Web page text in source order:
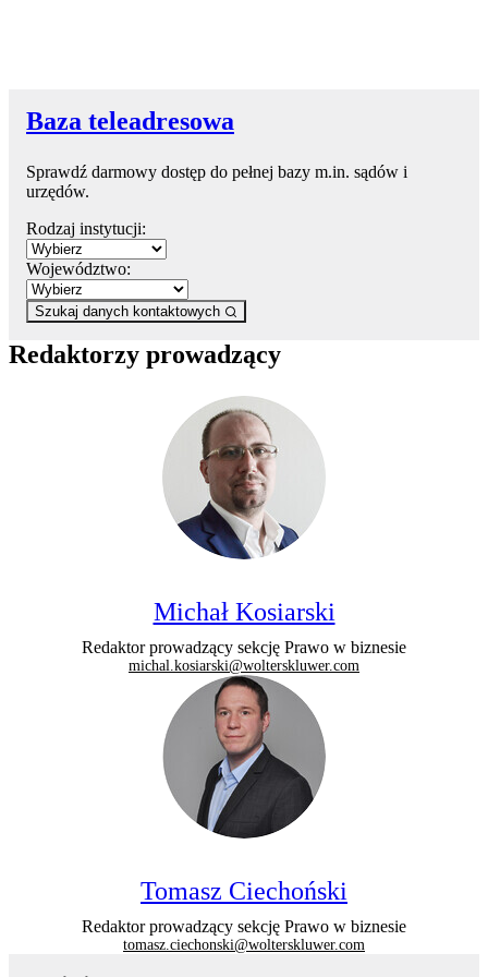
Baza teleadresowa
Sprawdź darmowy dostęp do pełnej bazy m.in. sądów i
urzędów.
Rodzaj instytucji:
Województwo:
Szukaj danych kontaktowych
Redaktorzy prowadzący
Michał Kosiarski
Redaktor prowadzący sekcję Prawo w biznesie
michal.kosiarski@wolterskluwer.com
Tomasz Ciechoński
Redaktor prowadzący sekcję Prawo w biznesie
tomasz.ciechonski@wolterskluwer.com